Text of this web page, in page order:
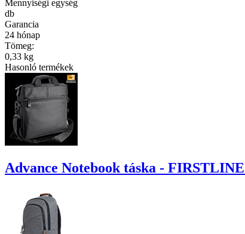
Mennyiségi egység
db
Garancia
24 hónap
Tömeg:
0,33 kg
Hasonló termékek
Advance Notebook táska -